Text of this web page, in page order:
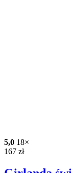
5,0 18×
167 zł